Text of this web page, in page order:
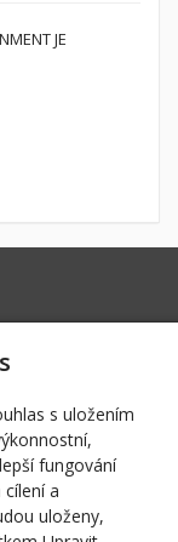
JE
s uložením
fungování
a
uloženy,